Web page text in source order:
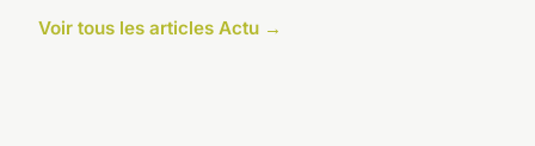
Voir tous les articles Actu →